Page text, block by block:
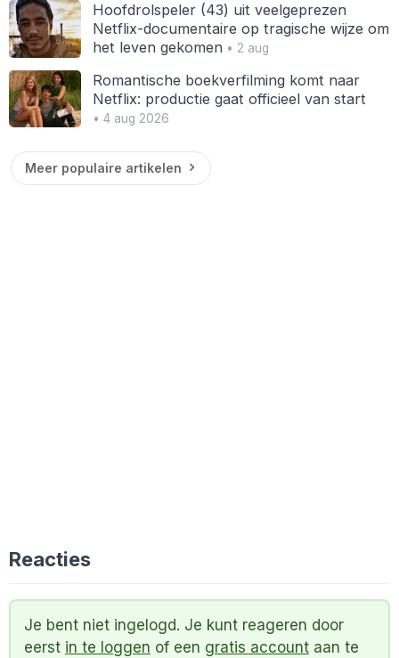
Hoofdrolspeler (43) uit veelgeprezen
Netflix-documentaire op tragische wijze om
het leven gekomen• 2 aug
Romantische boekverfilming komt naar
Netflix: productie gaat officieel van start
• 4 aug 2026
Meer populaire artikelen
Reacties
Je bent niet ingelogd. Je kunt reageren door
eerst in te loggen of een gratis account aan te